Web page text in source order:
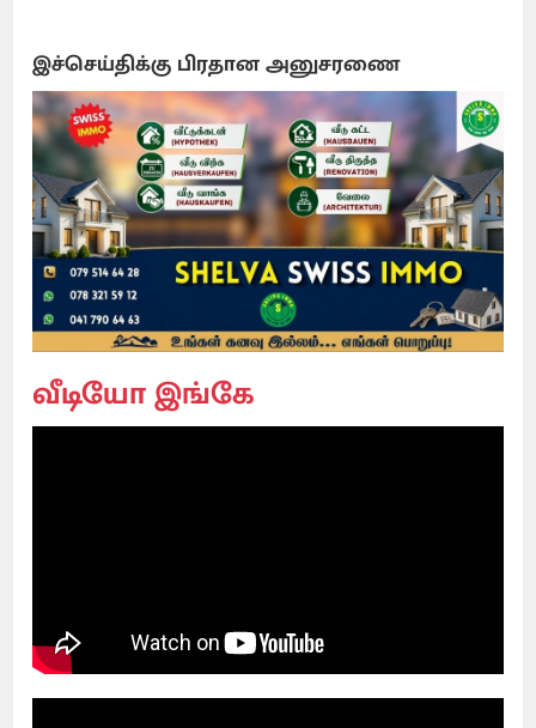
இச்செய்திக்கு பிரதான அனுசரணை
வீடியோ இங்கே